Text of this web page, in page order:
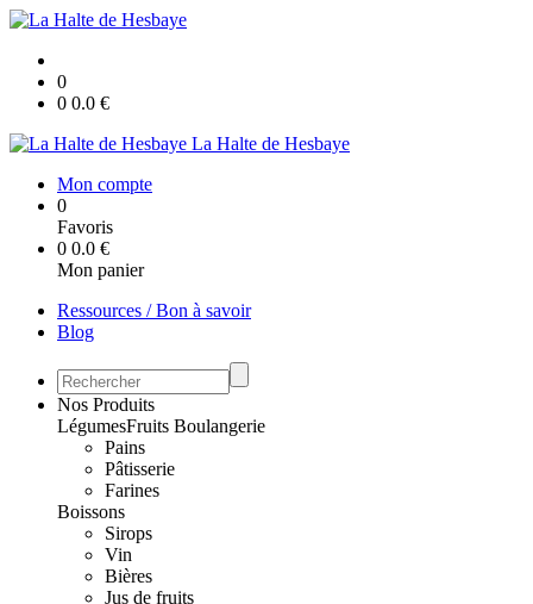
0
0 0.0 €
La Halte de Hesbaye
Mon compte
0
Favoris
0 0.0 €
Mon panier
Ressources / Bon à savoir
Blog
Nos Produits
LégumesFruits Boulangerie
Pains
Pâtisserie
Farines
Boissons
Sirops
Vin
Bières
Jus de fruits